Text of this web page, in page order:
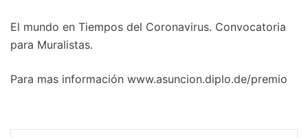
El mundo en Tiempos del Coronavirus. Convocatoria
para Muralistas.
Para mas información www.asuncion.diplo.de/premio